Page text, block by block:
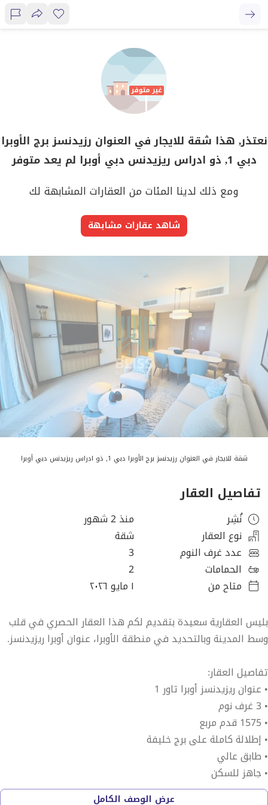
نعتذر, هذا شقة للايجار في العنوان رزيدنسز برج الأوبرا
دبي 1, ذو ادراس ريزيدنس دبي أوبرا لم يعد متوفر
ومع ذلك لدينا المئات من العقارات المشابهة لك
شاهد عقارات مشابهة
شقة للايجار في العنوان رزيدنسز برج الأوبرا دبي 1, ذو ادراس ريزيدنس دبي أوبرا
تفاصيل العقار
نُشِر
منذ 2 شهور
نوع العقار
شقة
عدد غرف النوم
3
الحمامات
2
متاح من
١ مايو ٢٠٢٦
بليس العقارية سعيدة بتقديم لكم هذا العقار الحصري في قلب
وسط المدينة وبالتحديد في منطقة الأوبرا، عنوان أوبرا ريزيدنسز.
تفاصيل العقار:
• عنوان ريزيدنسز أوبرا تاور 1
• 3 غرف نوم
• 1575 قدم مربع
• إطلالة كاملة على برج خليفة
• طابق عالي
• جاهز للسكن
عرض الوصف الكامل